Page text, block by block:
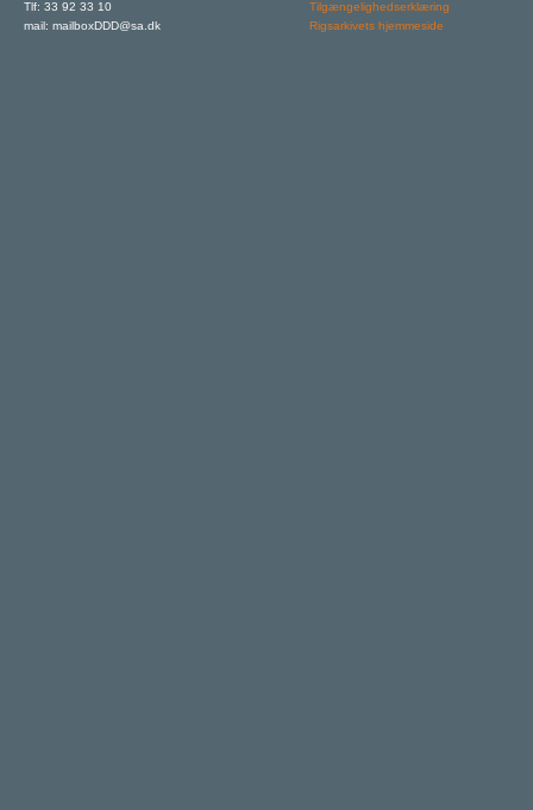
Tlf: 33 92 33 10
mail: mailboxDDD@sa.dk
Tilgængelighedserklæring
Rigsarkivets hjemmeside